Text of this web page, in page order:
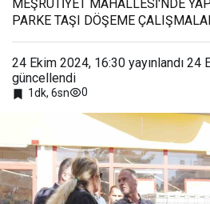
MEŞRUTİYET MAHALLESİ'NDE
PARKE TAŞI DÖŞEME
24 Ekim 2024, 16:30 yayınlandı 24
güncellendi
1dk, 6sn 0